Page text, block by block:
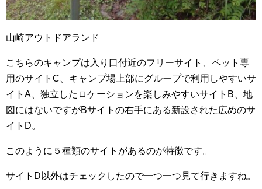
山崎アウトドアランド
こちらのキャンプは入り口付近のフリーサイト、ペット専
用のサイトC、キャンプ場上部にグループで利用しやすいサ
イトA、独立したロケーションを楽しみやすいサイトB、地
図にはないですがBサイトの右手にある新設された広めのサ
イトD。
このように５種類のサイトがあるのが特徴です。
サイトD以外はチェックしたので一つ一つ見て行きますね。